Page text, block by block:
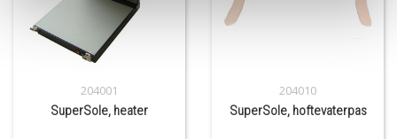
204001
SuperSole, heater
204010
SuperSole, hoftevaterpas